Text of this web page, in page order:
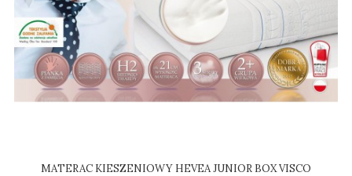
MATERAC KIESZENIOWY HEVEA JUNIOR BOX VISCO